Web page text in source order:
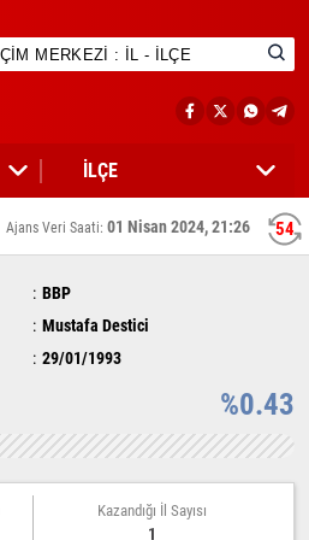
54
Ajans Veri Saati: 01 Nisan 2024, 21:26
BBP
Mustafa Destici
29/01/1993
%0.43
Kazandığı İl Sayısı
1